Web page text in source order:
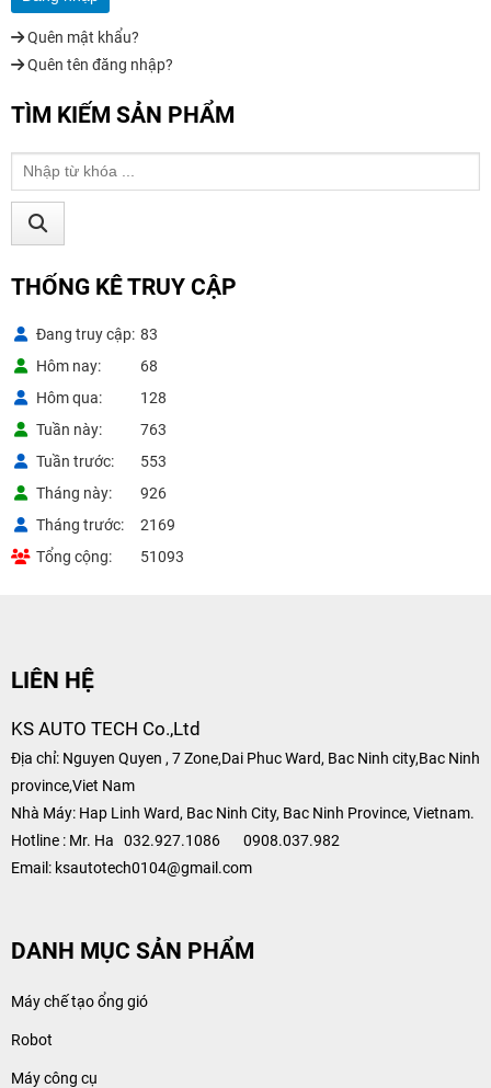
Quên mật khẩu?
Quên tên đăng nhập?
TÌM KIẾM SẢN PHẨM
THỐNG KÊ TRUY CẬP
Đang truy cập 83
Hôm nay
68
Hôm qua
128
Tuần này
763
Tuần trước
553
Tháng này
926
Tháng trước
2169
Tổng cộng
51093
LIÊN HỆ
KS AUTO TECH Co.,Ltd
Địa chỉ: Nguyen Quyen , 7 Zone,Dai Phuc Ward, Bac Ninh city,Bac Ninh
province,Viet Nam
Nhà Máy: Hap Linh Ward, Bac Ninh City, Bac Ninh Province, Vietnam.
Hotline : Mr. Ha 032.927.1086 0908.037.982
Email: ksautotech0104@gmail.com
DANH MỤC SẢN PHẨM
Máy chế tạo ổng gió
Robot
Máy công cụ